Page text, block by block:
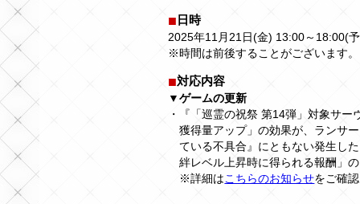
日時
2025年11月21日(金) 13:00～18:00(
※時間は前後することがございます。
対応内容
▼ゲームの更新
・『「巡霊の祝祭 第14弾」対象サ
獲得量アップ」の効果が、ランサ
ている不具合』にともない発生し
絆レベル上昇時に得られる報酬」
※詳細はこちらのお知らせをご確